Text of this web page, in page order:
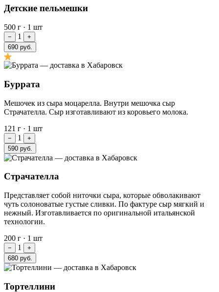
Детские пельмешки
500 г · 1 шт
− 1
+
690 руб.
Буррата
Мешочек из сыра моцарелла. Внутри мешочка сыр
Страчателла. Сыр изготавливают из коровьего молока.
121 г · 1 шт
− 1
+
590 руб.
Страчателла
Представляет собой ниточки сыра, которые обволакивают
чуть солоноватые густые сливки. По фактуре сыр мягкий и
нежный. Изготавливается по оригинальной итальянской
технологии.
200 г · 1 шт
− 1
+
680 руб.
Тортеллини